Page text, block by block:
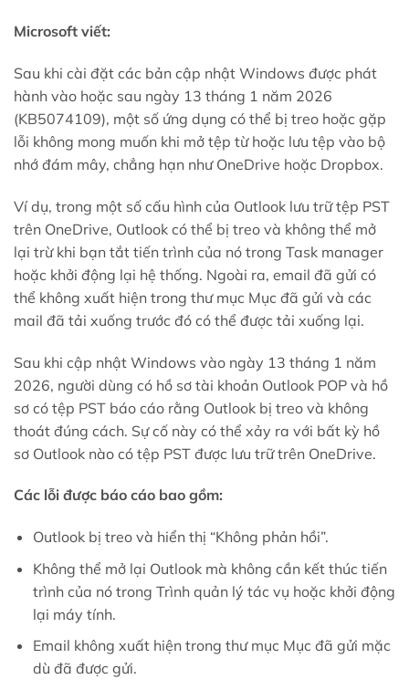
Microsoft viết:
Sau khi cài đặt các bản cập nhật Windows được phát
hành vào hoặc sau ngày 13 tháng 1 năm 2026
(KB5074109), một số ứng dụng có thể bị treo hoặc gặp
lỗi không mong muốn khi mở tệp từ hoặc lưu tệp vào bộ
nhớ đám mây, chẳng hạn như OneDrive hoặc Dropbox.
Ví dụ, trong một số cấu hình của Outlook lưu trữ tệp PST
trên OneDrive, Outlook có thể bị treo và không thể mở
lại trừ khi bạn tắt tiến trình của nó trong Task manager
hoặc khởi động lại hệ thống. Ngoài ra, email đã gửi có
thể không xuất hiện trong thư mục Mục đã gửi và các
mail đã tải xuống trước đó có thể được tải xuống lại.
Sau khi cập nhật Windows vào ngày 13 tháng 1 năm
2026, người dùng có hồ sơ tài khoản Outlook POP và hồ
sơ có tệp PST báo cáo rằng Outlook bị treo và không
thoát đúng cách. Sự cố này có thể xảy ra với bất kỳ hồ
sơ Outlook nào có tệp PST được lưu trữ trên OneDrive.
Các lỗi được báo cáo bao gồm:
Outlook bị treo và hiển thị “Không phản hồi”.
Không thể mở lại Outlook mà không cần kết thúc tiến
trình của nó trong Trình quản lý tác vụ hoặc khởi động
lại máy tính.
Email không xuất hiện trong thư mục Mục đã gửi mặc
dù đã được gửi.